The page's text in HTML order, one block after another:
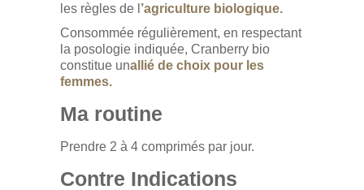
les règles de l ’agriculture biologique.
Consommée régulièrement, en respectant
la posologie indiquée, Cranberry bio
constitue unallié de choix pour les
femmes.
Ma routine
Prendre 2 à 4 comprimés par jour.
Contre Indications